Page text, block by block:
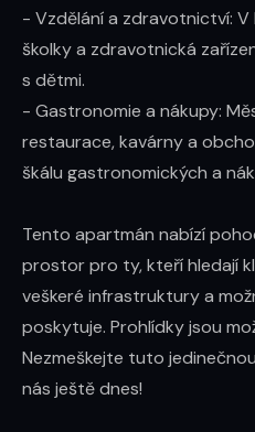
- Vzdělání a zdravotnictví: V
školky a zdravotnická
s dětmi.
- Gastronomie a nákupy:
restaurace, kavárny a
škálu gastronomických a
Tento apartmán nabízí
prostor pro ty, kteří hledají
veškeré infrastruktury a
poskytuje. Prohlídky jsou
Nezmeškejte tuto
nás ještě dnes!